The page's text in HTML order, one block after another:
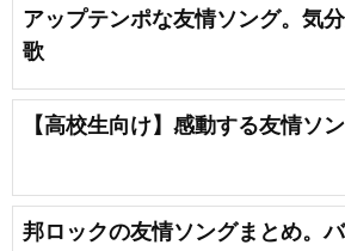
アップテンポな友情ソング。気
歌
【高校生向け】感動する友情ソ
邦ロックの友情ソングまとめ。